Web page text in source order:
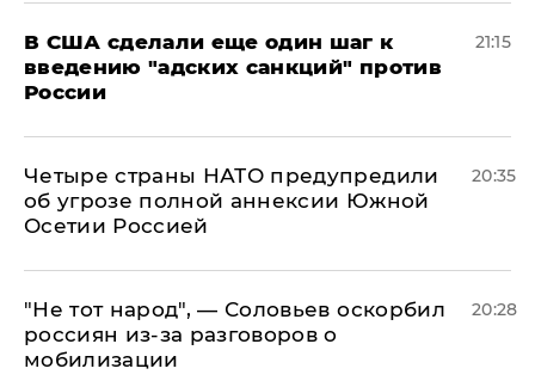
В США сделали еще один шаг к
введению "адских санкций" против
России
21:15
Четыре страны НАТО предупредили
об угрозе полной аннексии Южной
Осетии Россией
20:35
​"Не тот народ", — Соловьев оскорбил
россиян из-за разговоров о
мобилизации
20:28